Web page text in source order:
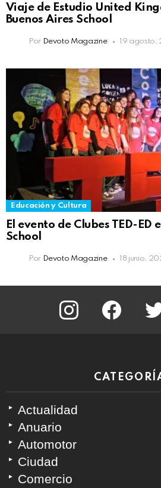
Viaje de Estudio United
Buenos Aires School
Por Devoto Magazine 19
Educación y Cultura
El evento de Clubes TED-ED
School
Por Devoto Magazine 18 junio,
instagram facebook
Actualidad
Anuario
Automotor
Ciudad
Comercio